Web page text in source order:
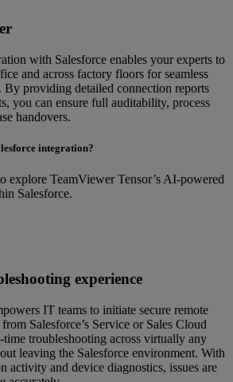
with Salesforce enables your experts to
and across factory floors for seamless
By providing detailed connection reports
you can ensure full auditability, process
handovers.
integration?
explore TeamViewer Tensor’s AI-powered
Salesforce.
experience
IT teams to initiate secure remote
Salesforce’s Service or Sales Cloud
time troubleshooting across virtually any
leaving the Salesforce environment. With
activity and device diagnostics, issues are